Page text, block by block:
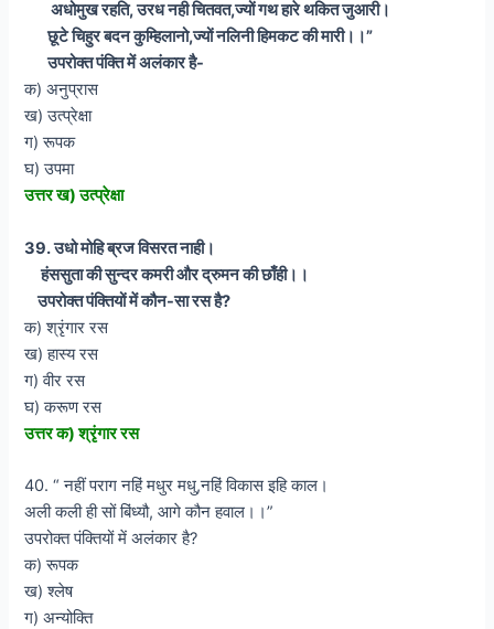
अधोमुख रहति, उरध नही चितवत,ज्यों गथ हारे थकित जुआरी।
छूटे चिहुर बदन कुम्हिलानो,ज्यों नलिनी हिमकट की मारी।।”
उपरोक्त पंक्ति में अलंकार है-
क) अनुप्रास
ख) उत्प्रेक्षा
ग) रूपक
घ) उपमा
उत्तर ख) उत्प्रेक्षा
39. उधो मोहि ब्रज विसरत नाही।
हंससुता की सुन्दर कमरी और द्रुमन की छाँही।।
उपरोक्त पंक्तियों में कौन-सा रस है?
क) श्रृंगार रस
ख) हास्य रस
ग) वीर रस
घ) करूण रस
उत्तर क) श्रृंगार रस
40. “ नहीं पराग नहिं मधुर मधु,नहिं विकास इहि काल।
अली कली ही सों बिंध्यौ, आगे कौन हवाल।।”
उपरोक्त पंक्तियों में अलंकार है?
क) रूपक
ख) श्लेष
ग) अन्योक्ति